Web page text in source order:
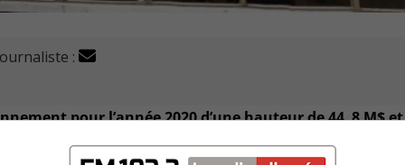
:
pour l’année 2020 d’une hauteur de 44, 8 M$
26 août dernier.